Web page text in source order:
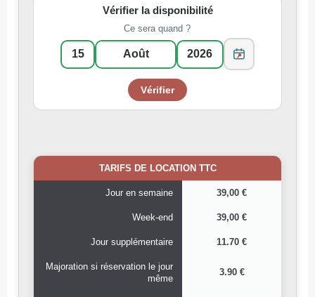
Vérifier la disponibilité
Ce sera quand ?
TARIFS DE LOCATION TTC
Jour en semaine 39,00 €
Week-end 39,00 €
Jour supplémentaire 11.70 €
Majoration si réservation le jour
même
3.90 €